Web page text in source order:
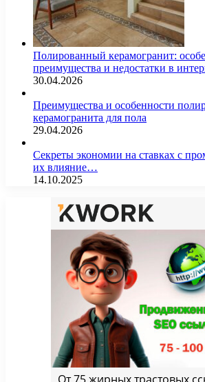
Полированный керамогранит:
преимущества и недостатки в
30.04.2026
Преимущества и особенности
керамогранита для пола
29.04.2026
Секреты экономии на ставках с
их влияние…
14.10.2025